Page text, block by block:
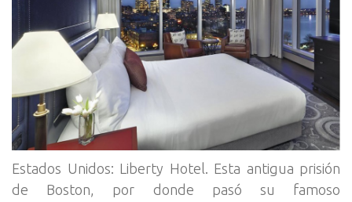
Estados Unidos: Liberty Hotel. Esta antigua prisión
de Boston, por donde pasó su famoso